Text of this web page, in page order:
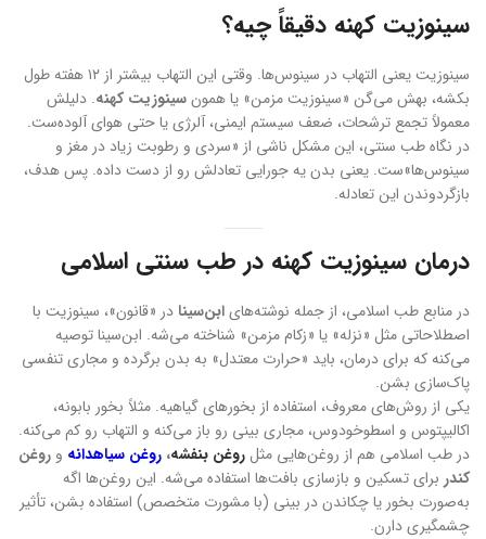
سینوزیت کهنه دقیقاً چیه؟
سینوزیت یعنی التهاب در سینوس‌ها. وقتی این التهاب بیشتر از ۱۲ هفته طول
بکشه، بهش می‌گن «سینوزیت مزمن» یا همونسینوزیت کهنه. دلیلش
معمولاً تجمع ترشحات، ضعف سیستم ایمنی، آلرژی یا حتی هوای آلوده‌ست.
در نگاه طب سنتی، این مشکل ناشی از «سردی و رطوبت زیاد در مغز و
سینوس‌ها»ست. یعنی بدن یه جورایی تعادلش رو از دست داده. پس هدف،
بازگردوندن این تعادله.
درمان سینوزیت کهنه در طب سنتی اسلامی
در منابع طب اسلامی، از جمله نوشته‌هایابن‌سینا در «قانون»، سینوزیت با
اصطلاحاتی مثل «نزله» یا «زکام مزمن» شناخته می‌شه. ابن‌سینا توصیه
می‌کنه که برای درمان، باید «حرارت معتدل» به بدن برگرده و مجاری تنفسی
پاک‌سازی بشن.
یکی از روش‌های معروف، استفاده از بخورهای گیاهیه. مثلاً بخور بابونه،
اکالیپتوس و اسطوخودوس، مجاری بینی رو باز می‌کنه و التهاب رو کم می‌کنه.
در طب اسلامی هم از روغن‌هایی مثل روغن بنفشه، روغن سیاهدانه و روغن
کندر برای تسکین و بازسازی بافت‌ها استفاده می‌شه. این روغن‌ها اگه
به‌صورت بخور یا چکاندن در بینی (با مشورت متخصص) استفاده بشن، تأثیر
چشمگیری دارن.